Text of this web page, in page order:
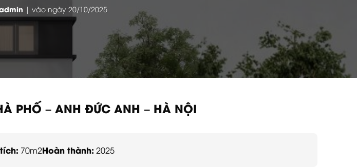
| vào ngày 20/10/2025
PHỐ – ANH ĐỨC ANH – HÀ NỘI
70m2Hoàn thành: 2025